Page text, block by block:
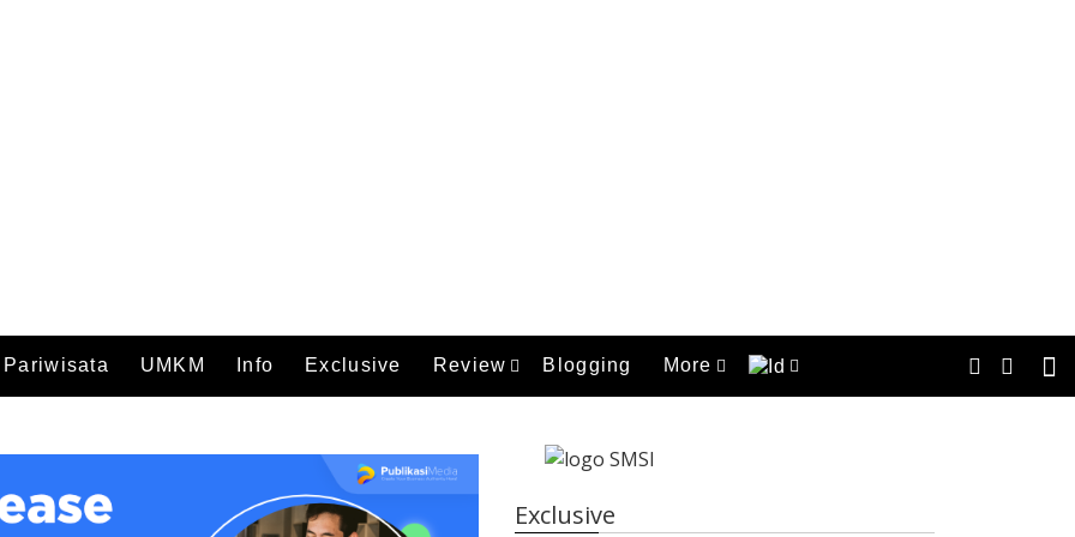
Pariwisata UMKM Info Exclusive Review Blogging More
Exclusive